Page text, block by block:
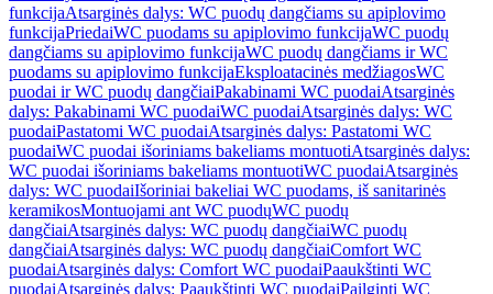
funkcijaAtsarginės dalys: WC puodų dangčiams su apiplovimo
funkcijaPriedaiWC puodams su apiplovimo funkcijaWC puodų
dangčiams su apiplovimo funkcijaWC puodų dangčiams ir WC
puodams su apiplovimo funkcijaEksploatacinės medžiagosWC
puodai ir WC puodų dangčiaiPakabinami WC puodaiAtsarginės
dalys: Pakabinami WC puodaiWC puodaiAtsarginės dalys: WC
puodaiPastatomi WC puodaiAtsarginės dalys: Pastatomi WC
puodaiWC puodai išoriniams bakeliams montuotiAtsarginės dalys:
WC puodai išoriniams bakeliams montuotiWC puodaiAtsarginės
dalys: WC puodaiIšoriniai bakeliai WC puodams, iš sanitarinės
keramikosMontuojami ant WC puodųWC puodų
dangčiaiAtsarginės dalys: WC puodų dangčiaiWC puodų
dangčiaiAtsarginės dalys: WC puodų dangčiaiComfort WC
puodaiAtsarginės dalys: Comfort WC puodaiPaaukštinti WC
puodaiAtsarginės dalys: Paaukštinti WC puodaiPailginti WC